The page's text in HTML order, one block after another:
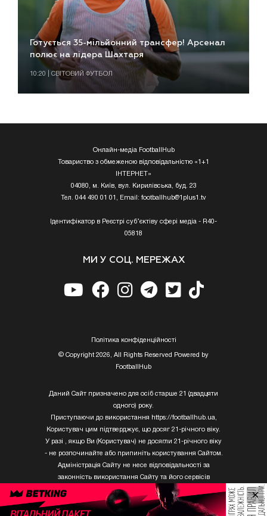
Готується 35-мільйонний трансфер! Арсенал
полює на лідера Шахтаря
10:20 | СВІТОВИЙ ФУТБОЛ
Онлайн-медіа FootballHub
Товариство з обмеженою відповідальністю «1+1
ІНТЕРНЕТ»
04080, м. Київ, вул. Кирилівська, буд. 23
Тел. 044 490 01 01, Email: footballhub@1plus1.tv
Ідентифікатор в Реєстрі суб’єктіву сфері медіа - R40-
05818
МИ У СОЦ. МЕРЕЖАХ
Полiтика конфiденцiйностi
© Copyright 2026, All Rights Reserved Powered by
FootballHub
Даний Сайт призначено для осіб старше 21 (двадцяти
одного) року.
Приступаючи до використання https://footballhub.ua,
Користувач цим підтверджує, що досяг 21-річного віку.
У разі , якщо Ви (Користувач) не досягли 21-річного віку
- не розпочинайте або припиніть користування Сайтом.
Адміністрація Сайту не несе відповідальності за
законність використання Сайту та його сервісів
Користувачем, який не досяг 21-річного віку.
×